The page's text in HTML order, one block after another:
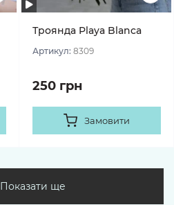
Троянда Playa Blanca
Артикул: 8309
250 грн
Замовити
Показати ще